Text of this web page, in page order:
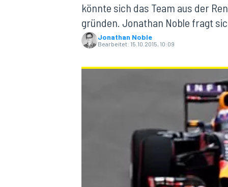
könnte sich das Team aus der
gründen. Jonathan Noble fragt
Jonathan Noble
Bearbeitet: 15.10.2015, 10:09